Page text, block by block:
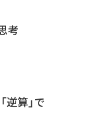
考
逆算」で